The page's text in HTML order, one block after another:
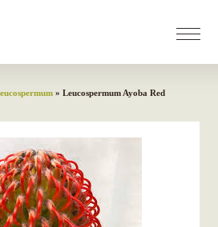
» Leucospermum Ayoba Red